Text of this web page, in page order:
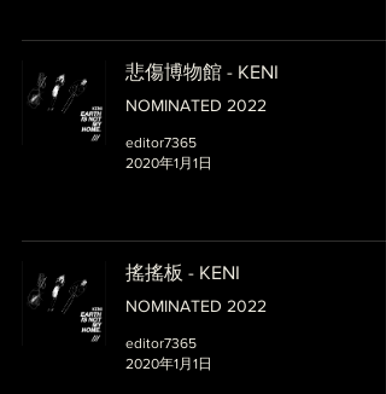
悲傷博物館 - KENI
NOMINATED 2022
editor7365
2020年1月1日
搖搖板 - KENI
NOMINATED 2022
editor7365
2020年1月1日